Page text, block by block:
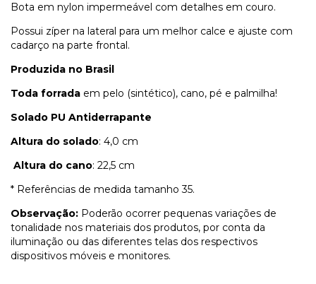
Bota em nylon impermeável com detalhes em couro.
Possui zíper na lateral para um melhor calce e ajuste com
cadarço na parte frontal.
Produzida no Brasil
Toda forrada em pelo (sintético), cano, pé e palmilha!
Solado PU Antiderrapante
Altura do solado: 4,0 cm
Altura do cano: 22,5 cm
* Referências de medida tamanho 35.
Observação: Poderão ocorrer pequenas variações de
tonalidade nos materiais dos produtos, por conta da
iluminação ou das diferentes telas dos respectivos
dispositivos móveis e monitores.